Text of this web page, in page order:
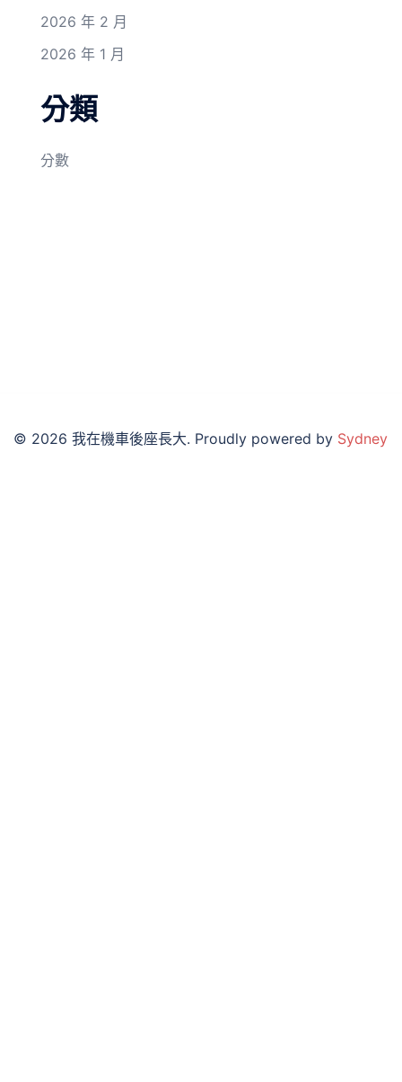
2026 年 2 月
2026 年 1 月
分類
分數
© 2026 我在機車後座長大. Proudly powered by Sydney